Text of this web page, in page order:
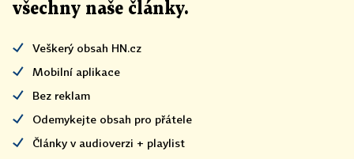
všechny naše články.
Veškerý obsah HN.cz
Mobilní aplikace
Bez reklam
Odemykejte obsah pro přátele
Články v audioverzi + playlist